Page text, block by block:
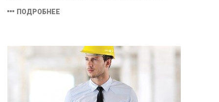
предотвратить ошибки на этапе строительства и
ПОДРОБНЕЕ